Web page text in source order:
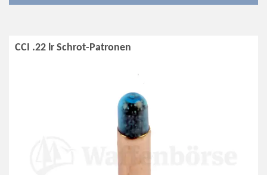
CCI .22 lr Schrot-Patronen